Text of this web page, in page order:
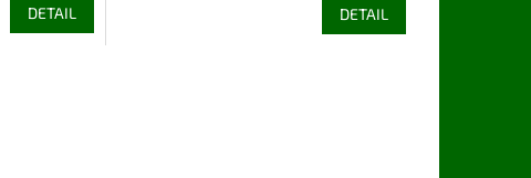
DETAIL DETAIL